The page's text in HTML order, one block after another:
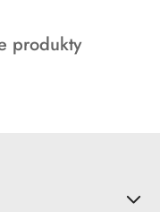
produkty